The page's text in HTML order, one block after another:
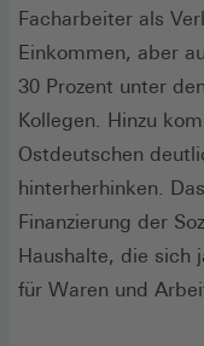
Facharbeiter als
Einkommen, aber
30 Prozent unter
Kollegen. Hinzu
Ostdeutschen
hinterherhinken.
Finanzierung der
Haushalte, die sich
für Waren und